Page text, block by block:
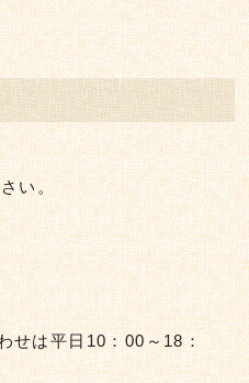
い。
せは平日10：00～18：